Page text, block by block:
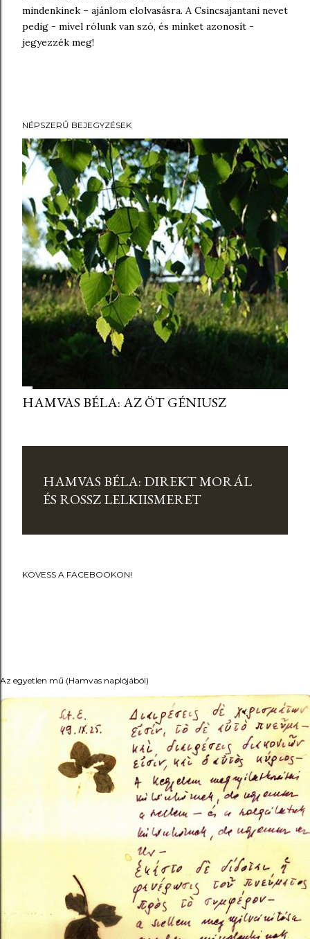
mindenkinek – ajánlom elolvasásra. A Csincsajantani nevet
pedig - mivel rólunk van szó, és minket azonosít -
jegyezzék meg!
NÉPSZERŰ BEJEGYZÉSEK
HAMVAS BÉLA: AZ ÖT GÉNIUSZ
HAMVAS BÉLA: DIREKT MORÁL
ÉS ROSSZ LELKIISMERET
KÖVESS A FACEBOOKON!
Az egyetlen mű (Hamvas naplójából)